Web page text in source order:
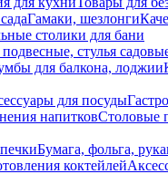
Гамаки, шезлонги
столики для бани
стулья
для балкона, лоджии
для посуды
напитковСтоловые
Бумага, фольга,
коктейлей